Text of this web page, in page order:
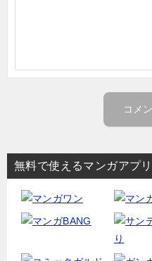
無料で使えるマンガアプ